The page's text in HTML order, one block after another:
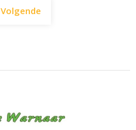
paginering
Volgende